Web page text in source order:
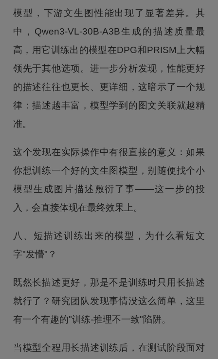
模型，下游文生图性能出现了显著差异。其
中，Qwen3-VL-30B-A3B生成的描述质量最
高，用它训练出的模型在DPG和PRISM上大幅
领先于其他选项。进一步分析发现，性能更好
的描述往往也更长、更详细，这暗示了一个规
律：描述越丰富，模型学到的图文关联就越精
准。
这个发现在实际操作中有很直接的意义：如果
你想训练一个好的文生图模型，别随便找个小
模型生成图片描述敷衍了事——这一步的投
入，会直接体现在最终效果上。
八、短描述训练出来的模型，为什么看短文
字"发懵"？
既然长描述更好，那是不是训练时只用长描述
就行了？研究团队发现事情没这么简单，这里
有一个有趣的"训练-推理不一致"陷阱。
当模型全程用长描述训练后，在测试阶段面对